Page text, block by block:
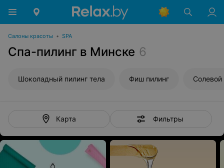
Салоны красоты • SPA
Спа-пилинг в Минске 6
Шоколадный пилинг тела Фиш пилинг Солевой
Карта Фильтры